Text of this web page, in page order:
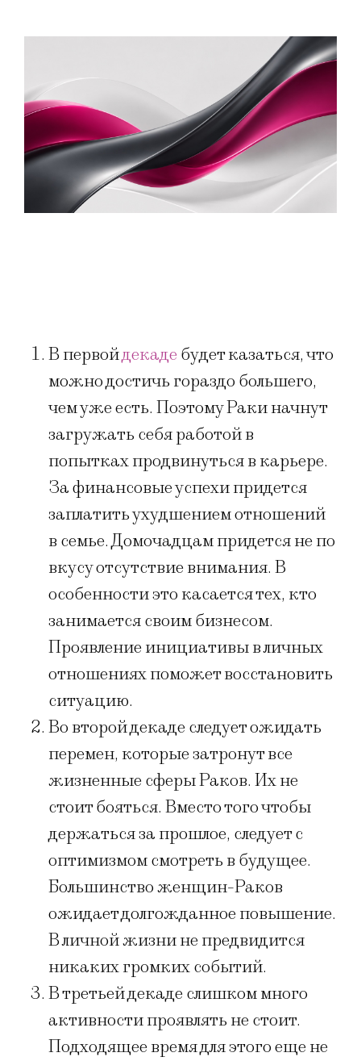
В первойдекаде будет казаться, что
можно достичь гораздо большего,
чем уже есть. Поэтому Раки начнут
загружать себя работой в
попытках продвинуться в карьере.
За финансовые успехи придется
заплатить ухудшением отношений
в семье. Домочадцам придется не по
вкусу отсутствие внимания. В
особенности это касается тех, кто
занимается своим бизнесом.
Проявление инициативы в личных
отношениях поможет восстановить
ситуацию.
Во второй декаде следует ожидать
перемен, которые затронут все
жизненные сферы Раков. Их не
стоит бояться. Вместо того чтобы
держаться за прошлое, следует с
оптимизмом смотреть в будущее.
Большинство женщин-Раков
ожидает долгожданное повышение.
В личной жизни не предвидится
никаких громких событий.
В третьей декаде слишком много
активности проявлять не стоит.
Подходящее время для этого еще не